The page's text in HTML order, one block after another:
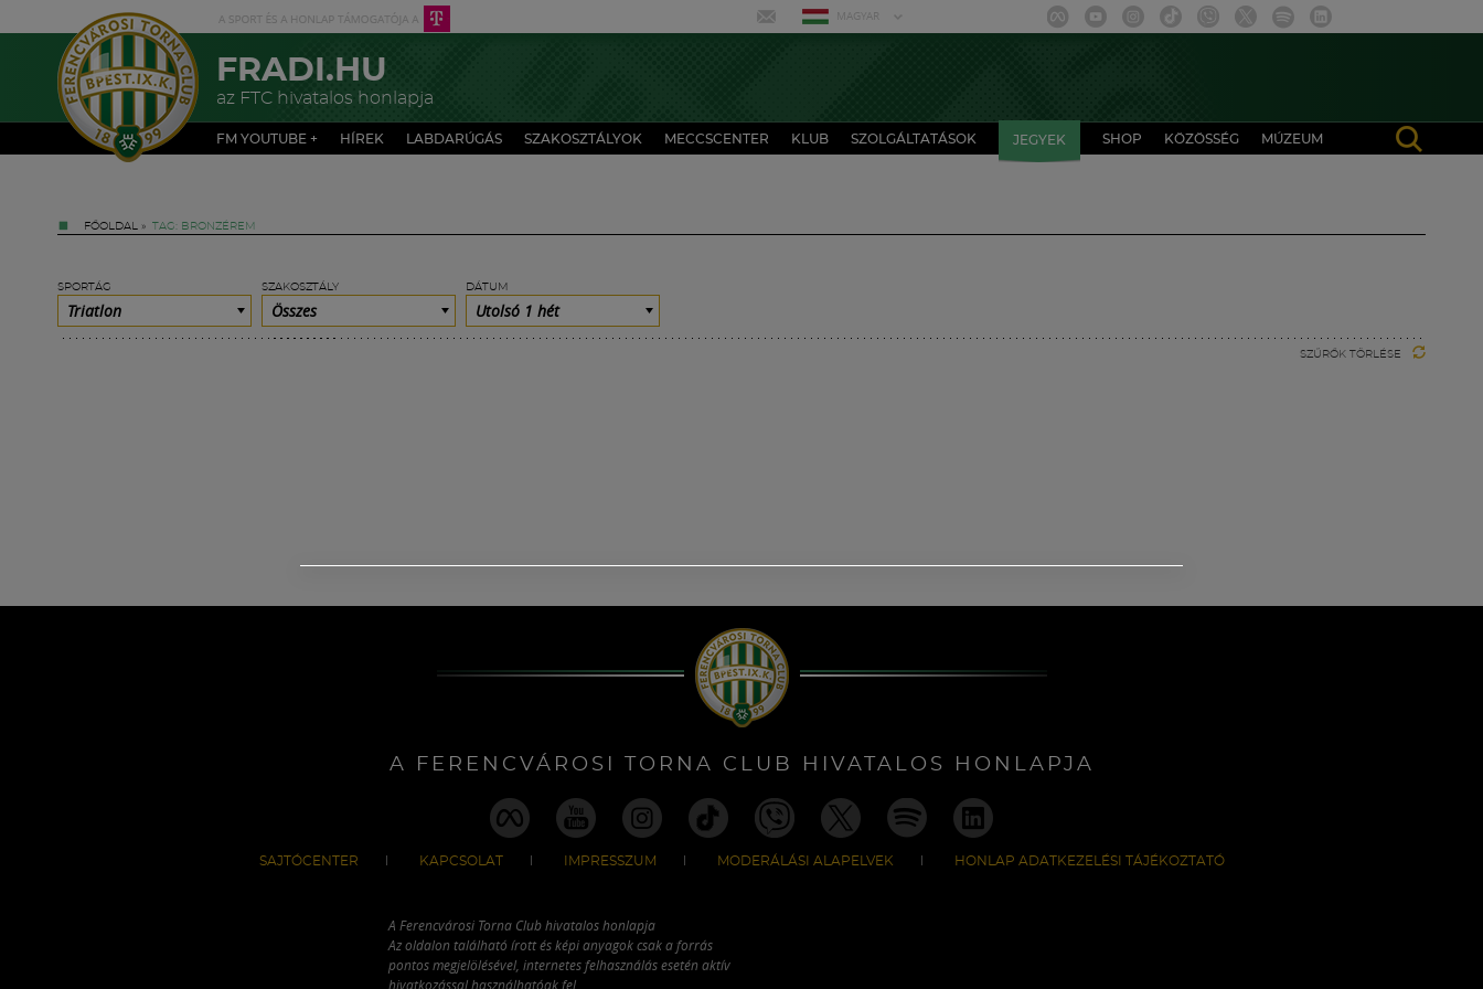
MAGYAR
FRADI.HU
az FTC hivatalos honlapja
FM YOUTUBE + HÍREK LABDARÚGÁS SZAKOSZTÁLYOK MECCSCENTER KLUB SZOLGÁLTATÁSOK JEGYEK SHOP KÖZÖSSÉG MÚZEUM
FŐOLDAL » TAG: BRONZÉREM
SPORTÁG
Triatlon
SZAKOSZTÁLY
Összes
DÁTUM
Utolsó 1 hét
SZŰRŐK TÖRLÉSE
A FERENCVÁROSI TORNA CLUB HIVATALOS HONLAPJA
SAJTÓCENTER KAPCSOLAT IMPRESSZUM MODERÁLÁSI ALAPELVEK HONLAP ADATKEZELÉSI TÁJÉKOZTATÓ
A Ferencvárosi Torna Club hivatalos honlapja
Az oldalon található írott és képi anyagok csak a forrás
pontos megjelölésével, internetes felhasználás esetén aktív
hivatkozással használhatóak fel.